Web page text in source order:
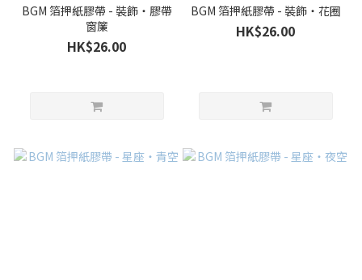
BGM 箔押紙膠帶 - 裝飾・膠帶
窗簾
HK$26.00
BGM 箔押紙膠帶 - 裝飾・花圈
HK$26.00